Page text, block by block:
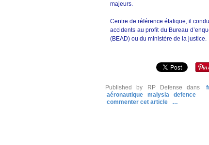
majeurs.
Centre de référence étatique, il
accidents au profit du Bureau
(BEAD) ou du ministère de la justice.
Published by RP Defense dans
aéronautique
malysia
defence
commenter cet article
…